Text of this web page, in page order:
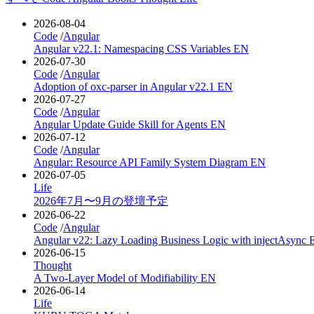
2026-08-04
Code /Angular
Angular v22.1: Namespacing CSS Variables EN
2026-07-30
Code /Angular
Adoption of oxc-parser in Angular v22.1 EN
2026-07-27
Code /Angular
Angular Update Guide Skill for Agents EN
2026-07-12
Code /Angular
Angular: Resource API Family System Diagram EN
2026-07-05
Life
2026年7月〜9月の登壇予定
2026-06-22
Code /Angular
Angular v22: Lazy Loading Business Logic with injectAsync
2026-06-15
Thought
A Two-Layer Model of Modifiability EN
2026-06-14
Life